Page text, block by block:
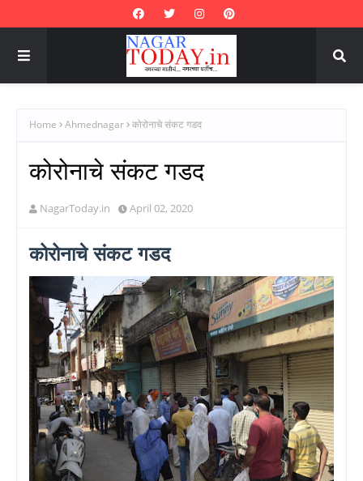
Home Ahmednagar कोरोनाचे संकट गडद
कोरोनाचे संकट गडद
NagarToday.in April 02, 2020
कोरोनाचे संकट गडद